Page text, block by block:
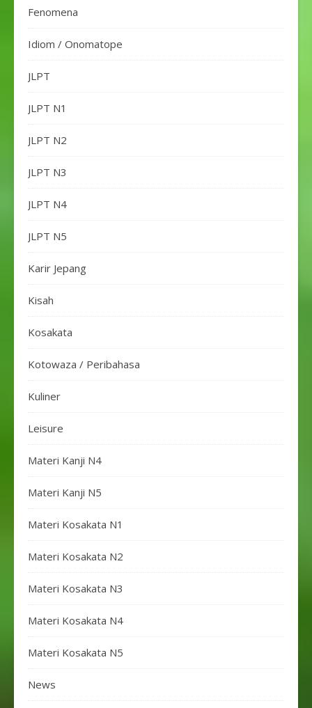
Fenomena
Idiom / Onomatope
JLPT
JLPT N1
JLPT N2
JLPT N3
JLPT N4
JLPT N5
Karir Jepang
Kisah
Kosakata
Kotowaza / Peribahasa
Kuliner
Leisure
Materi Kanji N4
Materi Kanji N5
Materi Kosakata N1
Materi Kosakata N2
Materi Kosakata N3
Materi Kosakata N4
Materi Kosakata N5
News